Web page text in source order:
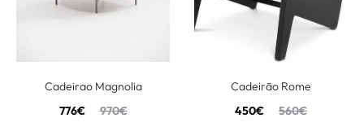
Cadeirao Magnolia
970€
776€
Cadeirão Rome
560€
450€